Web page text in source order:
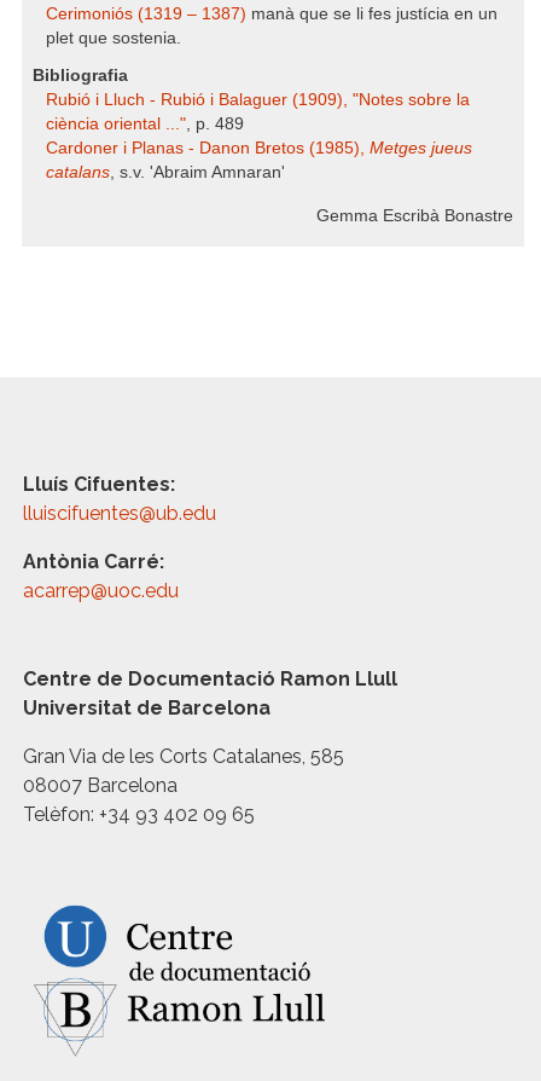
Cerimoniós (1319 – 1387) manà que se li fes justícia en un
plet que sostenia.
Bibliografia
Rubió i Lluch - Rubió i Balaguer (1909), "Notes sobre la
ciència oriental ...", p. 489
Cardoner i Planas - Danon Bretos (1985), Metges jueus
catalans, s.v. 'Abraim Amnaran'
Gemma Escribà Bonastre
Lluís Cifuentes:
lluiscifuentes@ub.edu
Antònia Carré:
acarrep@uoc.edu
Centre de Documentació Ramon Llull
Universitat de Barcelona
Gran Via de les Corts Catalanes, 585
08007 Barcelona
Telèfon: +34 93 402 09 65